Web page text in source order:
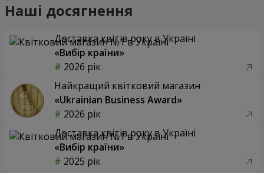
Наші досягнення
Доставка квітів року в Україні
«Вибір країни»
2026 рік
Найкращий квітковий магазин
«Ukrainian Business Award»
2026 рік
Доставка квітів року в Україні
«Вибір країни»
2025 рік